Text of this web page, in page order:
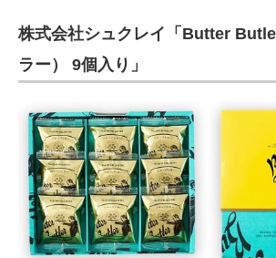
株式会社シュクレイ「Butter
ラー） 9個入り」